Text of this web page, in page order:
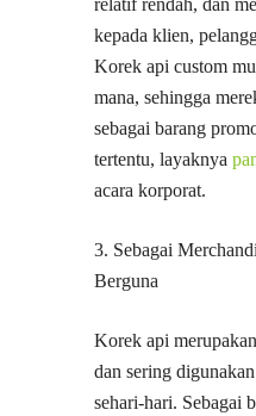
relatif rendah, dan
kepada klien,
Korek api custom
mana, sehingga
sebagai barang
tertentu, layaknya
acara korporat.
3. Sebagai
Berguna
Korek api
dan sering
sehari-hari. Sebagai